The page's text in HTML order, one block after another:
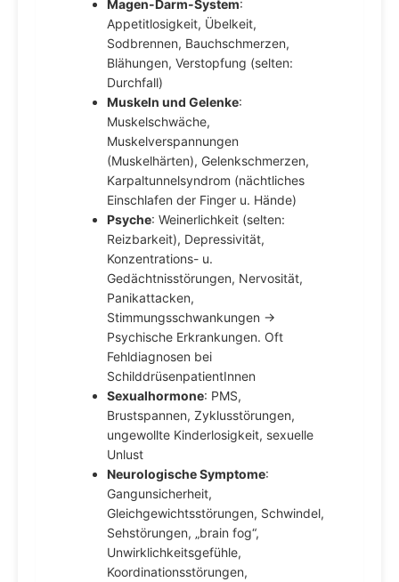
Magen-Darm-System:
Appetitlosigkeit, Übelkeit,
Sodbrennen, Bauchschmerzen,
Blähungen, Verstopfung (selten:
Durchfall)
Muskeln und Gelenke:
Muskelschwäche,
Muskelverspannungen
(Muskelhärten), Gelenkschmerzen,
Karpaltunnelsyndrom (nächtliches
Einschlafen der Finger u. Hände)
Psyche: Weinerlichkeit (selten:
Reizbarkeit), Depressivität,
Konzentrations- u.
Gedächtnisstörungen, Nervosität,
Panikattacken,
Stimmungsschwankungen →
Psychische Erkrankungen. Oft
Fehldiagnosen bei
SchilddrüsenpatientInnen
Sexualhormone: PMS,
Brustspannen, Zyklusstörungen,
ungewollte Kinderlosigkeit, sexuelle
Unlust
Neurologische Symptome:
Gangunsicherheit,
Gleichgewichtsstörungen, Schwindel,
Sehstörungen, „brain fog“,
Unwirklichkeitsgefühle,
Koordinationsstörungen,